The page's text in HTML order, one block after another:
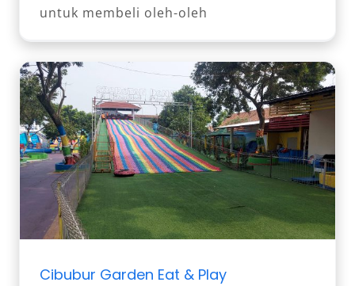
untuk membeli oleh-oleh
Cibubur Garden Eat & Play